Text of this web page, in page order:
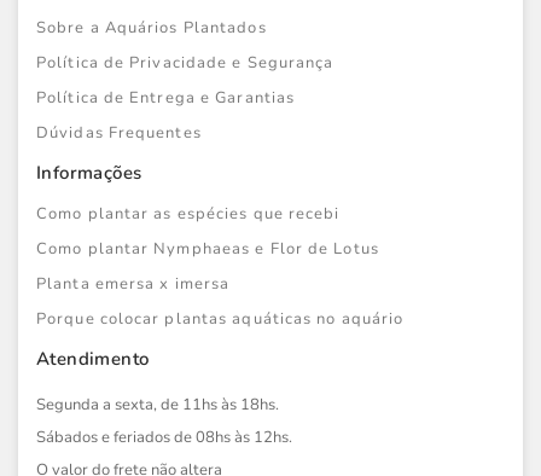
Sobre a Aquários Plantados
Política de Privacidade e Segurança
Política de Entrega e Garantias
Dúvidas Frequentes
Informações
Como plantar as espécies que recebi
Como plantar Nymphaeas e Flor de Lotus
Planta emersa x imersa
Porque colocar plantas aquáticas no aquário
Atendimento
Segunda a sexta, de 11hs às 18hs.
Sábados e feriados de 08hs às 12hs.
O valor do frete não altera